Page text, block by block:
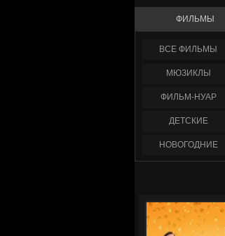
ФИЛЬМЫ
ФИЛЬМЫ
МЮЗИКЛЫ
ФИЛЬМ-НУАР
ДЕТСКИЕ
НОВОГОДНИЕ